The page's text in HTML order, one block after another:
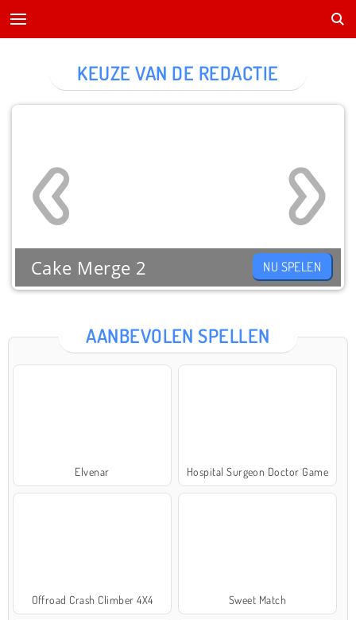
AANBEVOLEN SPELLEN
Elvenar Hospital Surgeon Doctor Game
Offroad Crash Climber 4X4 Sweet Match
KEUZE VAN DE REDACTIE
Cake Merge 2 NU SPELEN